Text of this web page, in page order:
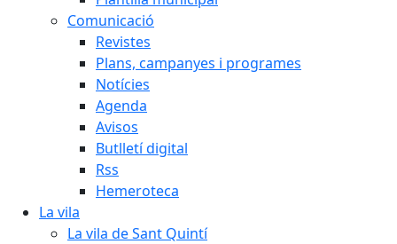
Comunicació
Revistes
Plans, campanyes i programes
Notícies
Agenda
Avisos
Butlletí digital
Rss
Hemeroteca
La vila
La vila de Sant Quintí